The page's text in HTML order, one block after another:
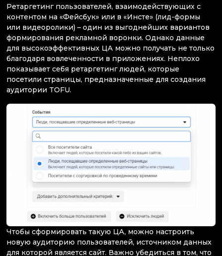
Ретаргетинг пользователей, взаимодействующих с
контентом на «Фейсбук» или в «Инсте» (лид-формы
или видеоролики) – один из выгоднейших вариантов
формирования рекламной воронки. Однако данные
для высокоэффективных ЦА можно получать не только
благодаря вовлеченности в приложениях. Неплохо
показывает себя ретаргетинг людей, которые
посетили страницы, предназначенные для создания
аудитории TOFU.
Чтобы сформировать такую ЦА, можно настроить
новую аудиторию пользователей, источником данных
для которой является сайт. Важно убедиться в том, что